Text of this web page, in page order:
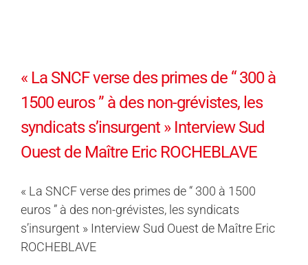
« La SNCF verse des primes de “ 300 à
1500 euros ” à des non-grévistes, les
syndicats s’insurgent » Interview Sud
Ouest de Maître Eric ROCHEBLAVE
« La SNCF verse des primes de “ 300 à 1500
euros ” à des non-grévistes, les syndicats
s’insurgent » Interview Sud Ouest de Maître Eric
ROCHEBLAVE